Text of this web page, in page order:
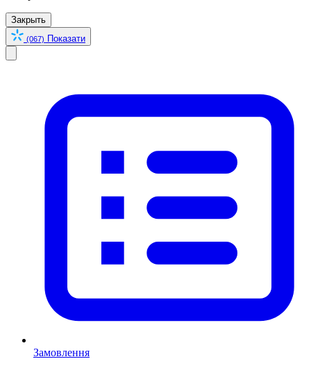
Закрыть
(067) Показати
Замовлення